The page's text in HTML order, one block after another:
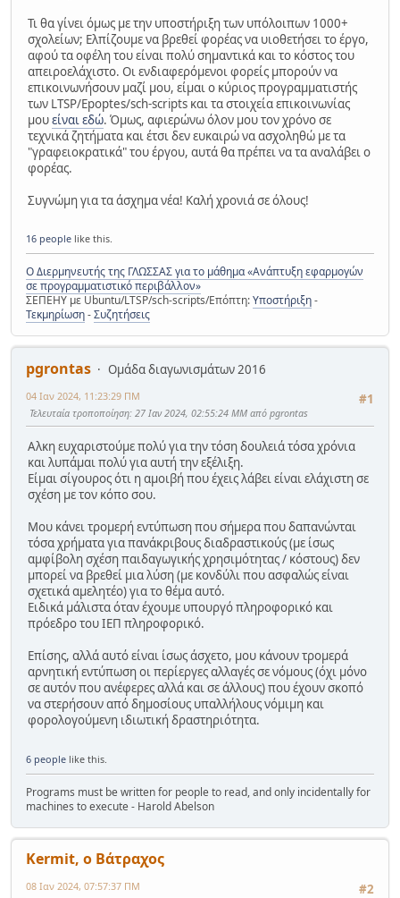
Τι θα γίνει όμως με την υποστήριξη των υπόλοιπων 1000+
σχολείων; Ελπίζουμε να βρεθεί φορέας να υιοθετήσει το έργο,
αφού τα οφέλη του είναι πολύ σημαντικά και το κόστος του
απειροελάχιστο. Οι ενδιαφερόμενοι φορείς μπορούν να
επικοινωνήσουν μαζί μου, είμαι ο κύριος προγραμματιστής
των LTSP/Epoptes/sch-scripts και τα στοιχεία επικοινωνίας
μουείναι εδώ. Όμως, αφιερώνω όλον μου τον χρόνο σε
τεχνικά ζητήματα και έτσι δεν ευκαιρώ να ασχοληθώ με τα
"γραφειοκρατικά" του έργου, αυτά θα πρέπει να τα αναλάβει ο
φορέας.
Συγνώμη για τα άσχημα νέα! Καλή χρονιά σε όλους!
16 people like this.
Ο Διερμηνευτής της ΓΛΩΣΣΑΣ για το μάθημα «Ανάπτυξη εφαρμογών
σε προγραμματιστικό περιβάλλον»
ΣΕΠΕΗΥ με Ubuntu/LTSP/sch-scripts/Επόπτη:Υποστήριξη-
Τεκμηρίωση-Συζητήσεις
pgrontas
Ομάδα διαγωνισμάτων 2016
#1
04 Ιαν 2024, 11:23:29 ΠΜ
Τελευταία τροποποίηση: 27 Ιαν 2024, 02:55:24 ΜΜ από pgrontas
Αλκη ευχαριστούμε πολύ για την τόση δουλειά τόσα χρόνια
και λυπάμαι πολύ για αυτή την εξέλιξη.
Είμαι σίγουρος ότι η αμοιβή που έχεις λάβει είναι ελάχιστη σε
σχέση με τον κόπο σου.
Μου κάνει τρομερή εντύπωση που σήμερα που δαπανώνται
τόσα χρήματα για πανάκριβους διαδραστικούς (με ίσως
αμφίβολη σχέση παιδαγωγικής χρησιμότητας / κόστους) δεν
μπορεί να βρεθεί μια λύση (με κονδύλι που ασφαλώς είναι
σχετικά αμελητέο) για το θέμα αυτό.
Ειδικά μάλιστα όταν έχουμε υπουργό πληροφορικό και
πρόεδρο του ΙΕΠ πληροφορικό.
Επίσης, αλλά αυτό είναι ίσως άσχετο, μου κάνουν τρομερά
αρνητική εντύπωση οι περίεργες αλλαγές σε νόμους (όχι μόνο
σε αυτόν που ανέφερες αλλά και σε άλλους) που έχουν σκοπό
να στερήσουν από δημοσίους υπαλλήλους νόμιμη και
φορολογούμενη ιδιωτική δραστηριότητα.
6 people like this.
Programs must be written for people to read, and only incidentally for
machines to execute - Harold Abelson
Kermit, ο Βάτραχος
#2
08 Ιαν 2024, 07:57:37 ΠΜ